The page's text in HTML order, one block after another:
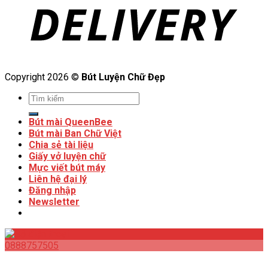
Copyright 2026 © Bút Luyện Chữ Đẹp
Bút mài QueenBee
Bút mài Ban Chữ Việt
Chia sẻ tài liệu
Giấy vở luyện chữ
Mực viết bút máy
Liên hệ đại lý
Đăng nhập
Newsletter
0888757505